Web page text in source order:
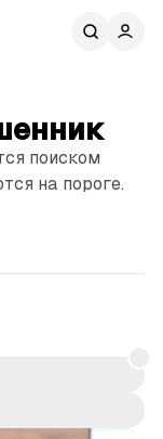
поиском
на пороге.